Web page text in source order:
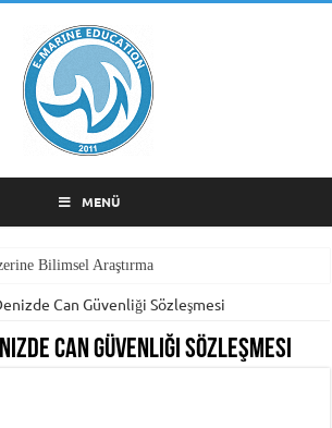
MENÜ
Bilimsel Araştırma
Can Güvenliği Sözleşmesi
Can Güvenliği Sözleşmesi